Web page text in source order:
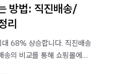
방법: 직진배송/
리
68% 상승합니다. 직진배송
송의 비교를 통해 쇼핑몰에